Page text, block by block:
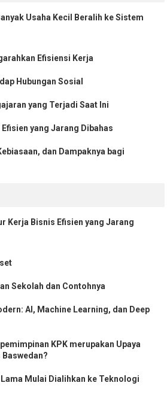
Usaha Kecil Beralih ke Sistem
Efisiensi Kerja
Hubungan Sosial
yang Terjadi Saat Ini
yang Jarang Dibahas
dan Dampaknya bagi
Kerja Bisnis Efisien yang Jarang
Sekolah dan Contohnya
AI, Machine Learning, dan Deep
KPK merupakan Upaya
Mulai Dialihkan ke Teknologi